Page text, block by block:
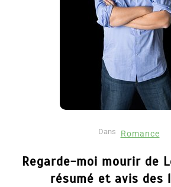
Dans Romance
Regarde-moi mourir de
résumé et avis des